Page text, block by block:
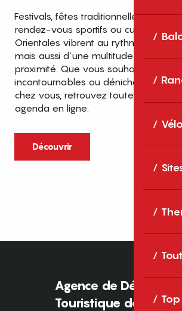
Festivals, fêtes traditionnelles,
rendez-vous sportifs ou culturels… les
Orientales vibrent au rythme de
mais aussi d’une multitude
proximité. Que vous souhaitiez vivre
incontournables ou dénicher des
chez vous, retrouvez toutes les infos
agenda en ligne.
Découvrir
Top des événements
en famille
cet été dans les Pyrénées-
Entre mer Méditerranée,
caractère et grands espaces
Pyrénées-Orientales sont une
idéale pour partager des
famille tout au long...
Agence de
Touristique des